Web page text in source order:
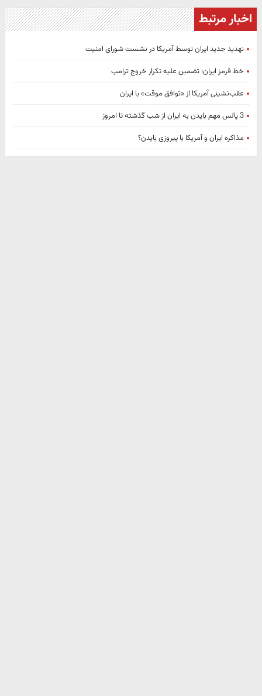
اخبار مرتبط
تهدید جدید ایران توسط آمریکا در نشست شورای امنیت
خط قرمز ایران؛ تضمین علیه تکرار خروج ترامپ
عقب‌نشینی آمریکا از «توافق موقت» با ایران
3 پالس مهم بایدن به ایران از شب گذشته تا امروز
مذاکره ایران و آمریکا با پیروزی بایدن؟